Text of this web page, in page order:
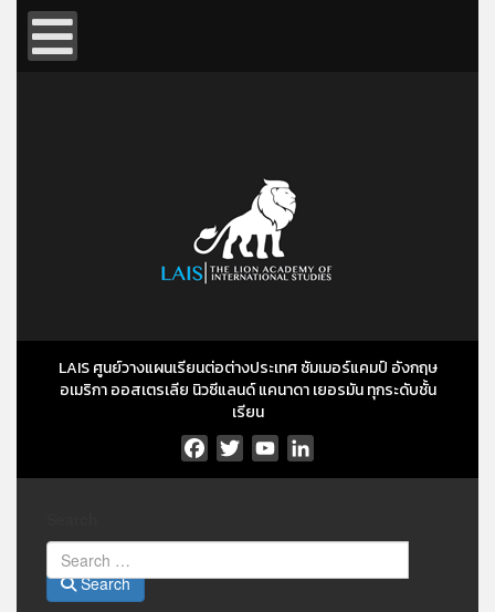
LAIS ศูนย์วางแผนเรียนต่อต่างประเทศ ซัมเมอร์แคมป์ อังกฤษ
อเมริกา ออสเตรเลีย นิวซีแลนด์ แคนาดา เยอรมัน ทุกระดับชั้น
เรียน
Facebook
TwitterYouTubeLinkedIn
Search